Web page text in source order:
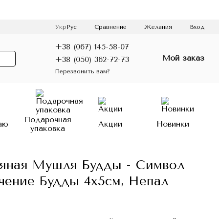
УкрРус Сравнение Желания Вход
+38 (067) 145-58-07
+38 (050) 362-72-73
Перезвонить вам?
Мой заказ
Подарочная
упаковка
Акции Новинки
Мушля Будды - Символ
Будды 4х5см, Непал